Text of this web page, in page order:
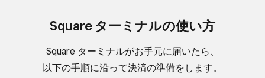
Square ターミナルの​使い方
Square ターミナルが​お手元に​届いたら、​
以下の​手順に​沿って​決済の​準備を​します。